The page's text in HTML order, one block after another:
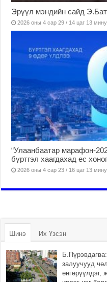
Эрүүл мэндийн сайд
2026 оны 4 сар 29 / 14 цаг 13
“Улаанбаатар марафон-
бүртгэл хаагдахад ес
2026 оны 4 сар 23 / 16 цаг 13
Шинэ Их Үзсэн
Б.Пүрэвдагва:
залуучууд
өнгөрүүлдэг,